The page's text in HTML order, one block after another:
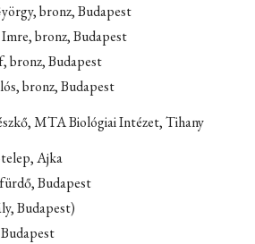
bronz, Budapest
bronz, Budapest
bronz, Budapest
bronz, Budapest
MTA Biológiai Intézet, Tihany
Ajka
Budapest
Budapest)